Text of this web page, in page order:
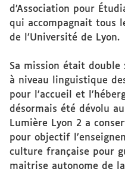
d’Association pour
qui accompagnait tous
de l’Université de Lyon.
Sa mission était double
à niveau linguistique
pour l’accueil et
désormais été dévolu
Lumière Lyon 2 a
pour objectif
culture française pour
maitrise autonome de